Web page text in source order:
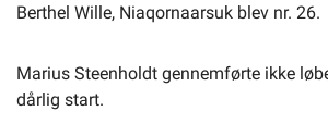
Berthel Wille, Niaqornaarsuk blev nr. 26.
Marius Steenholdt gennemførte ikke
dårlig start.